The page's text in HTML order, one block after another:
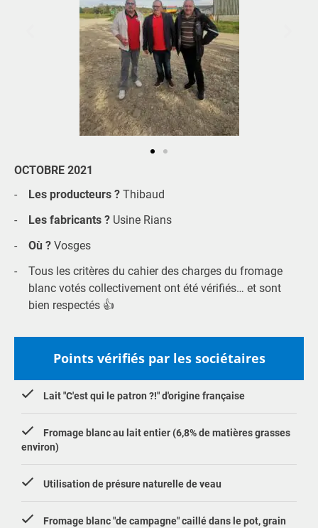
OCTOBRE 2021
Les producteurs ? Thibaud
Les fabricants ? Usine Rians
Où ? Vosges
Tous les critères du cahier des charges du fromage
blanc votés collectivement ont été vérifiés… et sont
bien respectés 👍
Points vérifiés par les sociétaires
Lait "C'est qui le patron ?!" d'origine française
Fromage blanc au lait entier (6,8% de matières grasses
environ)
Utilisation de présure naturelle de veau
Fromage blanc "de campagne" caillé dans le pot, grain